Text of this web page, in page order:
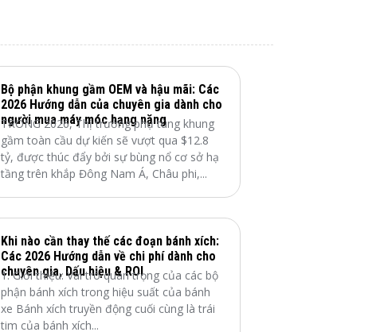
Bộ phận khung gầm OEM và hậu mãi: Các
2026 Hướng dẫn của chuyên gia dành cho
người mua máy móc hạng nặng
TRONG 2026, Thị trường phụ tùng khung
gầm toàn cầu dự kiến ​​sẽ vượt qua $12.8
tỷ, được thúc đẩy bởi sự bùng nổ cơ sở hạ
tầng trên khắp Đông Nam Á, Châu phi,...
Khi nào cần thay thế các đoạn bánh xích:
Các 2026 Hướng dẫn về chi phí dành cho
chuyên gia, Dấu hiệu & ROI
1. Giới thiệu: Vai trò quan trọng của các bộ
phận bánh xích trong hiệu suất của bánh
xe Bánh xích truyền động cuối cùng là trái
tim của bánh xích...